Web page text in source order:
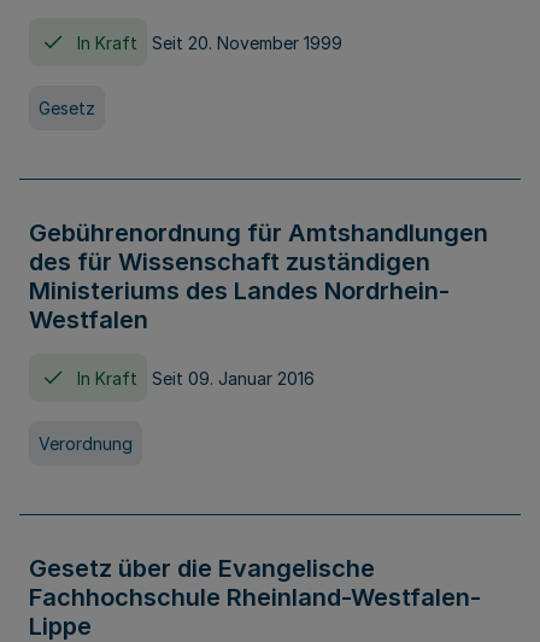
In Kraft Seit 20. November 1999
Gesetz
Gebührenordnung für Amtshandlungen
des für Wissenschaft zuständigen
Ministeriums des Landes Nordrhein-
Westfalen
In Kraft Seit 09. Januar 2016
Verordnung
Gesetz über die Evangelische
Fachhochschule Rheinland-Westfalen-
Lippe